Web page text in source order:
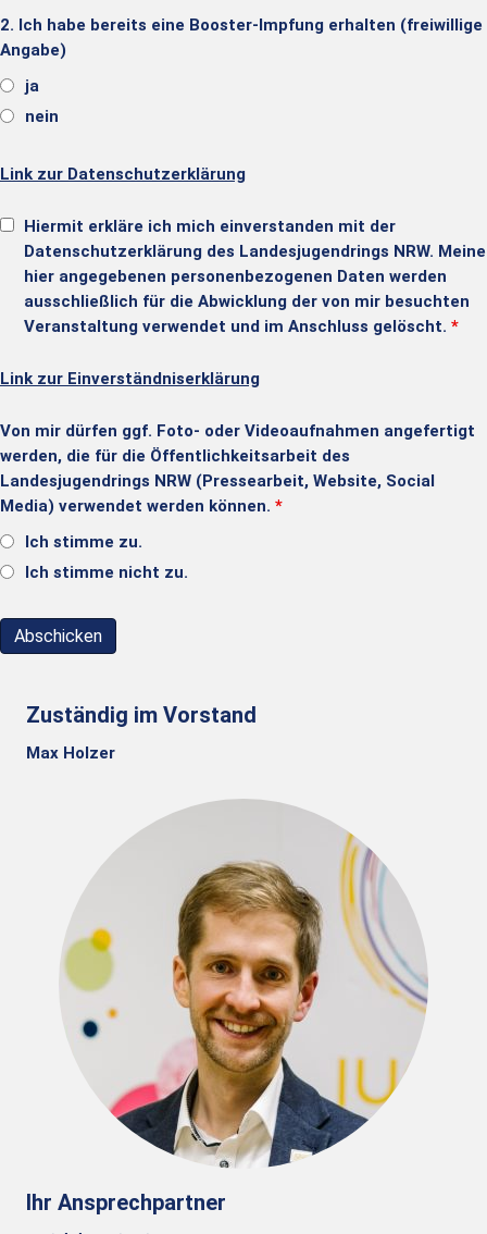
2. Ich habe bereits eine Booster-Impfung erhalten (freiwillige
Angabe)
ja
nein
Link zur Datenschutzerklärung
Hiermit erkläre ich mich einverstanden mit der
Datenschutzerklärung des Landesjugendrings NRW. Meine
hier angegebenen personenbezogenen Daten werden
ausschließlich für die Abwicklung der von mir besuchten
Veranstaltung verwendet und im Anschluss gelöscht. *
Link zur Einverständniserklärung
Von mir dürfen ggf. Foto- oder Videoaufnahmen angefertigt
werden, die für die Öffentlichkeitsarbeit des
Landesjugendrings NRW (Pressearbeit, Website, Social
Media) verwendet werden können. *
Ich stimme zu.
Ich stimme nicht zu.
Zuständig im Vorstand
Max Holzer
Ihr Ansprechpartner